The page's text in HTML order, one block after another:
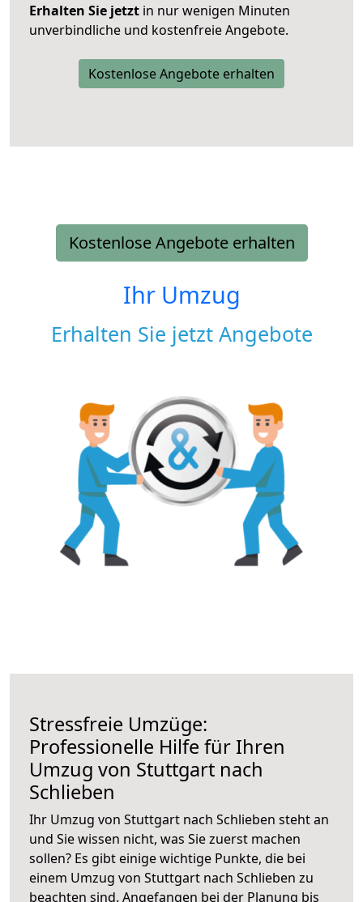
Erhalten Sie jetzt in nur wenigen Minuten
unverbindliche und kostenfreie Angebote.
Kostenlose Angebote erhalten
Kostenlose Angebote erhalten
Ihr Umzug
Erhalten Sie jetzt Angebote
Stressfreie Umzüge:
Professionelle Hilfe für Ihren
Umzug von Stuttgart nach
Schlieben
Ihr Umzug von Stuttgart nach Schlieben steht an
und Sie wissen nicht, was Sie zuerst machen
sollen? Es gibt einige wichtige Punkte, die bei
einem Umzug von Stuttgart nach Schlieben zu
beachten sind. Angefangen bei der Planung bis